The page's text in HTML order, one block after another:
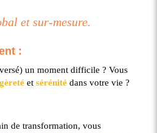
et sur-mesure.
:
un moment difficile ? Vous
et sérénité dans votre vie ?
de transformation, vous